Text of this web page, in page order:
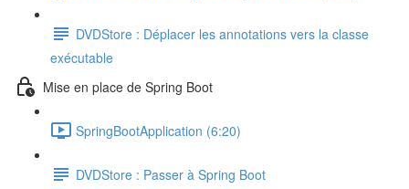
DVDStore : Déplacer les annotations vers la classe
exécutable
Mise en place de Spring Boot
SpringBootApplication (6:20)
DVDStore : Passer à Spring Boot